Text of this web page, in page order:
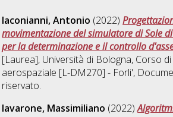
Iaconianni, Antonio (2022)
movimentazione del simulatore di Sole
per la determinazione e il controllo
[Laurea], Università di Bologna, Corso
aerospaziale [L-DM270] - Forli',
riservato.
Iavarone, Massimiliano (2022)